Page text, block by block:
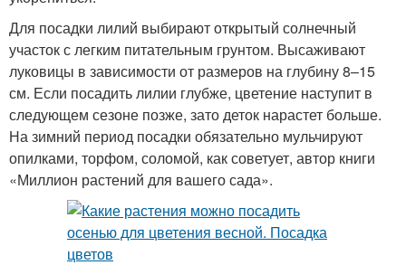
Для посадки лилий выбирают открытый солнечный
участок с легким питательным грунтом. Высаживают
луковицы в зависимости от размеров на глубину 8–15
см. Если посадить лилии глубже, цветение наступит в
следующем сезоне позже, зато деток нарастет больше.
На зимний период посадки обязательно мульчируют
опилками, торфом, соломой, как советует, автор книги
«Миллион растений для вашего сада».